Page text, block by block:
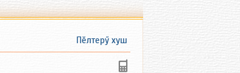
Пӗлтерӳ хуш